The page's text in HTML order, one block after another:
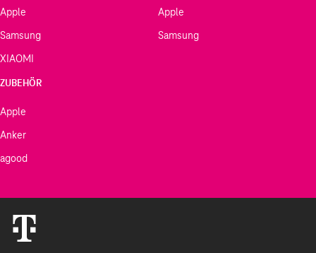
Apple
Samsung
XIAOMI
Apple
Samsung
ZUBEHÖR
Apple
Anker
agood